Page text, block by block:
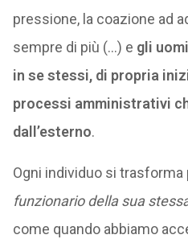
pressione, la coazione ad
sempre di più (…) e gli
in se stessi, di propria
processi amministrativi
dall’esterno.
Ogni individuo si trasforma
funzionario della sua
come quando abbiamo